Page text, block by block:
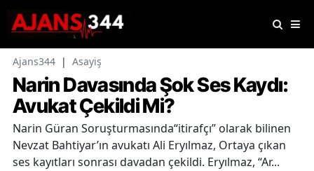
Ajans344 | Asayiş
Narin Davasında Şok Ses Kaydı:
Avukat Çekildi Mi?
Narin Güran Soruşturmasında“itirafçı” olarak bilinen
Nevzat Bahtiyar’ın avukatı Ali Eryılmaz, Ortaya çıkan
ses kayıtları sonrası davadan çekildi. Eryılmaz, “Ar...